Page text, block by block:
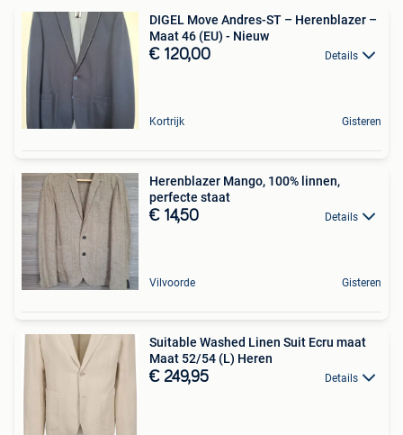
DIGEL Move Andres-ST – Herenblazer –
Maat 46 (EU) - Nieuw
€ 120,00 Details
Kortrijk Gisteren
Herenblazer Mango, 100% linnen,
perfecte staat
€ 14,50 Details
Vilvoorde Gisteren
Suitable Washed Linen Suit Ecru maat
Maat 52/54 (L) Heren
€ 249,95 Details